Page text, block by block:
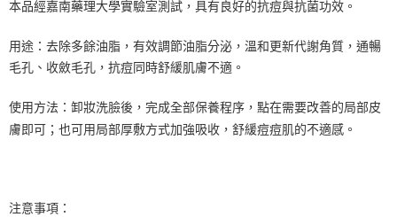
本品經嘉南藥理大學實驗室測試，具有良好的抗痘與抗菌功效。
用途：去除多餘油脂，有效調節油脂分泌，溫和更新代謝角質，通暢
毛孔、收斂毛孔，抗痘同時舒緩肌膚不適。
使用方法：卸妝洗臉後，完成全部保養程序，點在需要改善的局部皮
膚即可；也可用局部厚敷方式加強吸收，舒緩痘痘肌的不適感。
注意事項：